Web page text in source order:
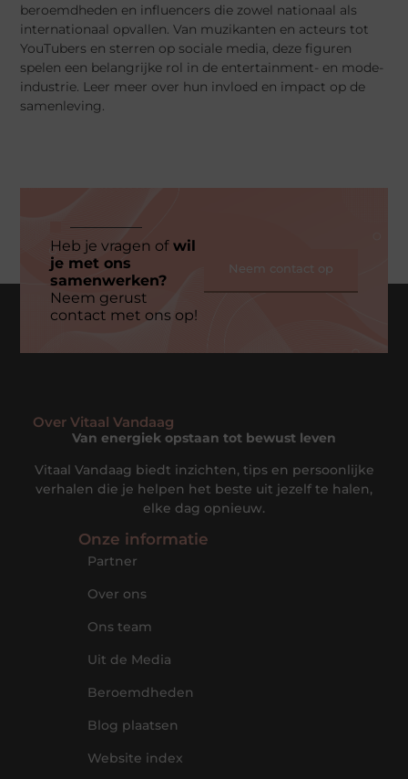
beroemdheden en influencers die zowel nationaal als
internationaal opvallen. Van muzikanten en acteurs tot
YouTubers en sterren op sociale media, deze figuren
spelen een belangrijke rol in de entertainment- en mode-
industrie. Leer meer over hun invloed en impact op de
samenleving.
Heb je vragen ofwil
je met ons
samenwerken?
Neem gerust
contact met ons op!
Neem contact op
Over Vitaal Vandaag
Van energiek opstaan tot bewust leven
Vitaal Vandaag biedt inzichten, tips en persoonlijke
verhalen die je helpen het beste uit jezelf te halen,
elke dag opnieuw.
Onze informatie
Partner
Over ons
Ons team
Uit de Media
Beroemdheden
Blog plaatsen
Website index